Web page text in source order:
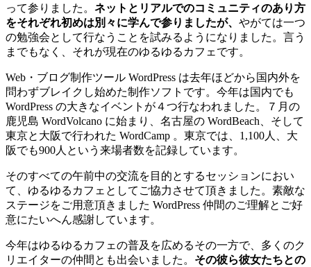
って参りました。 ネットとリアルでのコミュニティのあり方
をそれぞれ初めは別々に学んで参りましたが、 やがては一つ
の勉強会として行なうことを試みるようになりました。言う
までもなく、それが現在のゆるゆるカフェです。
Web・ブログ制作ツール WordPress は去年ほどから国内外を
問わずブレイクし始めた制作ソフトです。今年は国内でも
WordPress の大きなイベントが４つ行なわれました。７月の
鹿児島 WordVolcano に始まり、名古屋の WordBeach、そして
東京と大阪で行われた WordCamp 。東京では、1,100人、大
阪でも900人という来場者数を記録しています。
そのすべての午前中の交流を目的とするセッションにおい
て、ゆるゆるカフェとしてご協力させて頂きました。素敵な
ステージをご用意頂きました WordPress 仲間のご理解とご好
意にたいへん感謝しています。
今年はゆるゆるカフェの普及を広めるその一方で、多くのク
リエイターの仲間とも出会いました。 その彼ら彼女たちとの